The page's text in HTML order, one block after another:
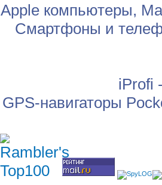
Apple компьютеры,
Смартфоны и
iProfi
GPS-навигаторы